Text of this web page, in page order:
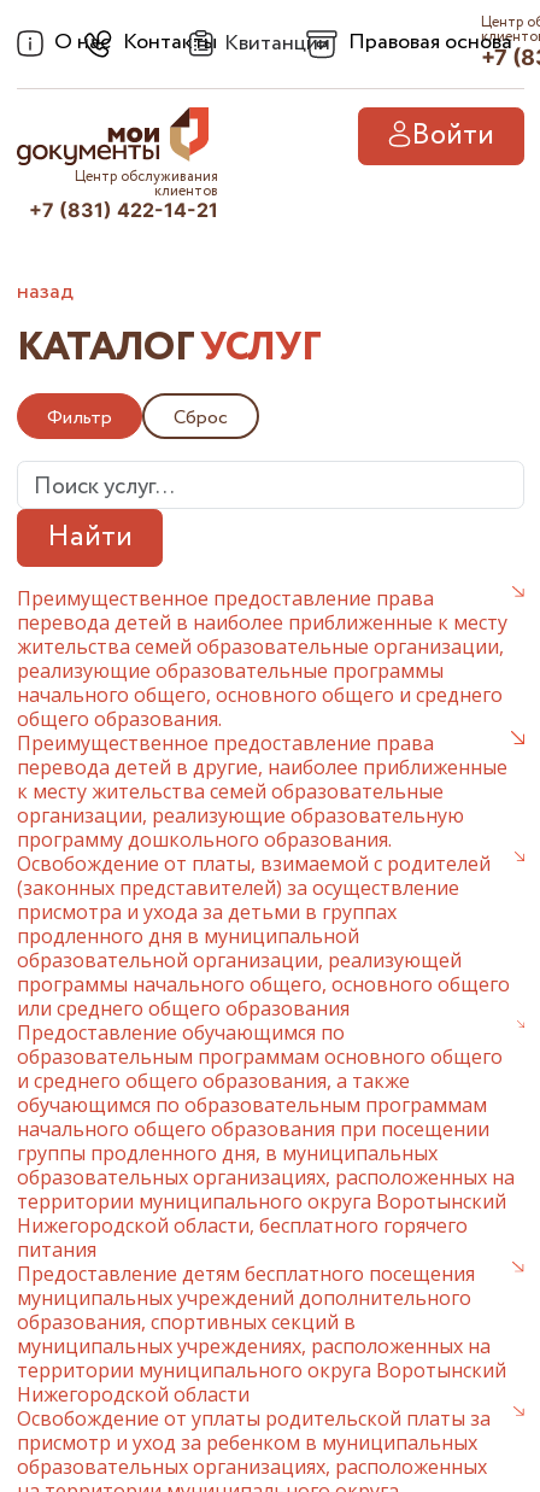
О нас Контакты Квитанции Правовая основа
Центр
+7
Войти
Центр обслуживания
клиентов
+7 (831) 422-14-21
назад
КАТАЛОГУСЛУГ
Фильтр Сброс
Найти
Преимущественное предоставление права
перевода детей в наиболее приближенные к месту
жительства семей образовательные организации,
реализующие образовательные программы
начального общего, основного общего и среднего
общего образования.
Преимущественное предоставление права
перевода детей в другие, наиболее приближенные
к месту жительства семей образовательные
организации, реализующие образовательную
программу дошкольного образования.
Освобождение от платы, взимаемой с родителей
(законных представителей) за осуществление
присмотра и ухода за детьми в группах
продленного дня в муниципальной
образовательной организации, реализующей
программы начального общего, основного общего
или среднего общего образования
Предоставление обучающимся по
образовательным программам основного общего
и среднего общего образования, а также
обучающимся по образовательным программам
начального общего образования при посещении
группы продленного дня, в муниципальных
образовательных организациях, расположенных на
территории муниципального округа Воротынский
Нижегородской области, бесплатного горячего
питания
Предоставление детям бесплатного посещения
муниципальных учреждений дополнительного
образования, спортивных секций в
муниципальных учреждениях, расположенных на
территории муниципального округа Воротынский
Нижегородской области
Освобождение от уплаты родительской платы за
присмотр и уход за ребенком в муниципальных
образовательных организациях, расположенных